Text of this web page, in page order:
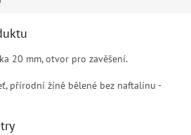
20 mm, otvor pro zavěšení.
přírodní žíně bělené bez naftalínu -